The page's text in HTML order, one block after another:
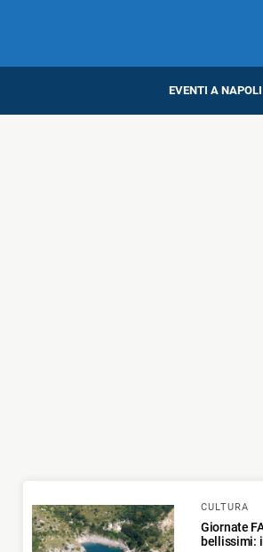
EVENTI A NAPOLI
CULTURA
Giornate
bellissimi: